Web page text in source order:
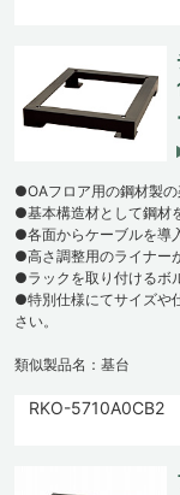
●OAフロア用の鋼材製の
●基本構造材として鋼材
●各面からケーブルを導
●高さ調整用のライナー
●ラックを取り付けるボ
●特別仕様にてサイズや
さい。
類似製品名：基台
RKO-5710A0CB2